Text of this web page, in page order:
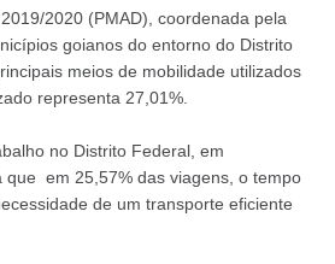
2020 (PMAD), coordenada pela
goianos do entorno do Distrito
meios de mobilidade utilizados
representa 27,01%.
no Distrito Federal, em
em 25,57% das viagens, o tempo
de um transporte eficiente